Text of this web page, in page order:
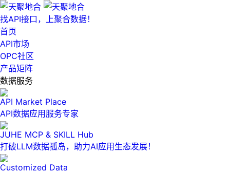
找API接口，上聚合数据！
首页
API市场
OPC社区
产品矩阵
数据服务
API Market Place
API数据应用服务专家
JUHE MCP & SKILL Hub
打破LLM数据孤岛，助力AI应用生态发展！
Customized Data